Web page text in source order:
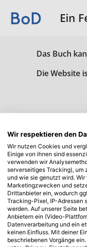
Ein
Das Buch
Die Website
Wir respektieren den
Wir nutzen Cookies und
Einige von ihnen sind
verwenden wir
serverseitiges Tracking), um
und wie sie genutzt wird.
Marketingzwecken und
Drittanbieter ein, wodurch
Tracking-Pixel, IP-Adressen
werden. Auf unserer Seite
Anbietern ein (Video-
Datenverarbeitung und ein
keinen Einfluss. Mit deiner
beschriebenen Vorgänge